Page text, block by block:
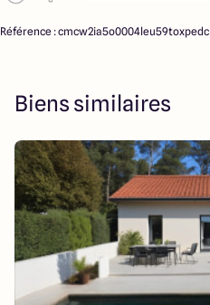
Référence : cmcw2ia5o0004leu59toxpedc
Biens similaires